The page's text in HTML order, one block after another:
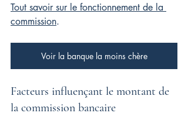
Tout savoir sur le fonctionnement de la
commission.
Voir la banque la moins chère
Facteurs influençant le montant de
la commission bancaire